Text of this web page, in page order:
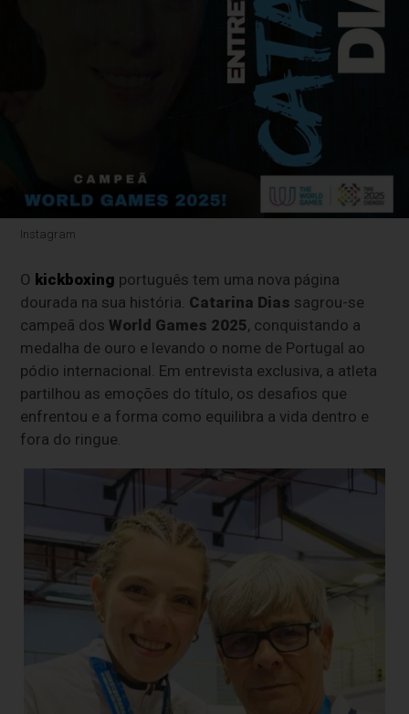
Instagram
O kickboxing português tem uma nova página
dourada na sua história. Catarina Dias sagrou-se
campeã dosWorld Games 2025, conquistando a
medalha de ouro e levando o nome de Portugal ao
pódio internacional. Em entrevista exclusiva, a atleta
partilhou as emoções do título, os desafios que
enfrentou e a forma como equilibra a vida dentro e
fora do ringue.